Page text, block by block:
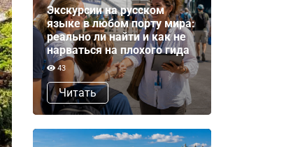
Экскурсии на русском
языке в любом порту мира:
реально ли найти и как не
нарваться на плохого гида
43
Читать